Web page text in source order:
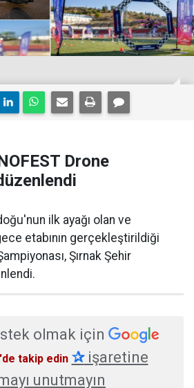
Drone
ilk ayağı olan ve
etabının gerçekleştirildiği
Şırnak Şehir
olmak için
'de takip edin ✰işaretine
unutmayın